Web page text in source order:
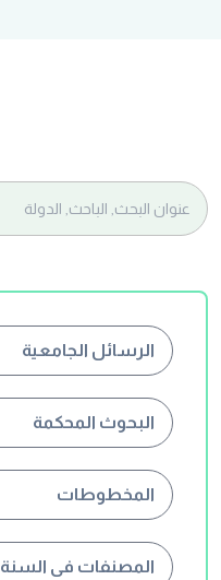
الرسائل الجامعية
البحوث المحكمة
المخطوطات
المصنفات فى السنة